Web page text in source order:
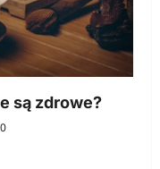
są zdrowe?
0